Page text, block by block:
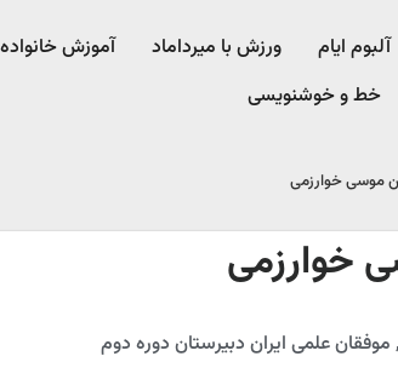
آلبوم ایام ورزش با میرداماد​ آموزش خانواده
خط و خوشنویسی
موسی خوارزمی
خوارزمی
موفقان علمی ایران دبیرستان دوره دوم